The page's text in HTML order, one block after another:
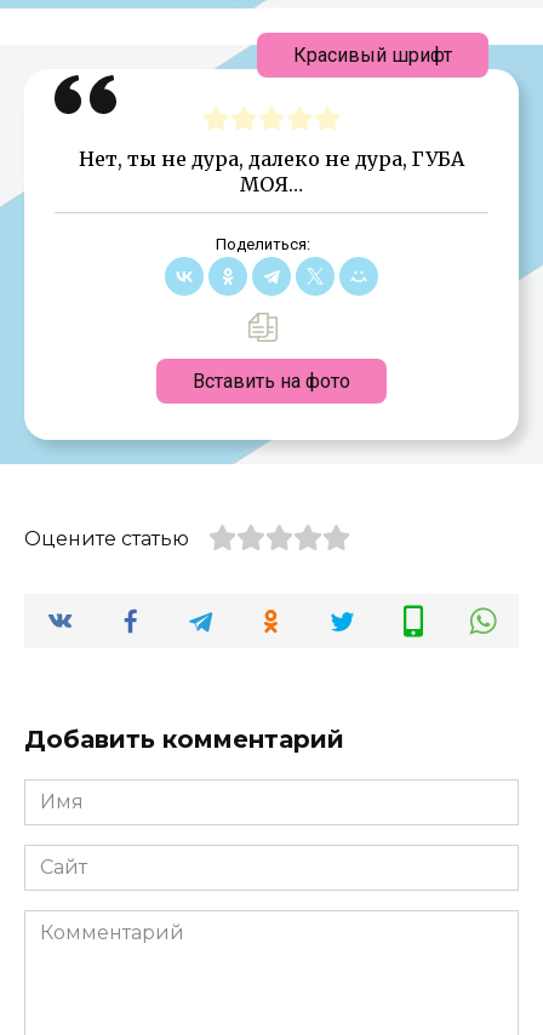
Нет, ты не дура, далеко не дура, ГУБА
МОЯ…
Поделиться:
Вставить на фото
Красивый шрифт
Оцените статью
Добавить комментарий
Имя
*
Сайт
Комментарий